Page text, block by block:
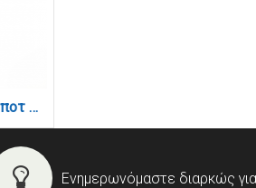
Κρεμαστό Φωτιστικό Σποτ LED 12W, 3CCT, Μαύρο, 120°, D:18x22.2cm (9092-Black)
Ενημερωνόμαστε διαρκώς